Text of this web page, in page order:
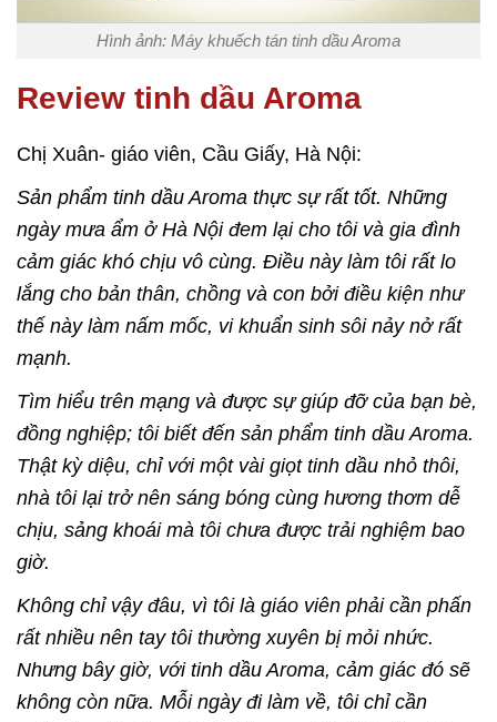
Hình ảnh: Máy khuếch tán tinh dầu Aroma
Review tinh dầu Aroma
Chị Xuân- giáo viên, Cầu Giấy, Hà Nội:
Sản phẩm tinh dầu Aroma thực sự rất tốt. Những
ngày mưa ẩm ở Hà Nội đem lại cho tôi và gia đình
cảm giác khó chịu vô cùng. Điều này làm tôi rất lo
lắng cho bản thân, chồng và con bởi điều kiện như
thế này làm nấm mốc, vi khuẩn sinh sôi nảy nở rất
mạnh.
Tìm hiểu trên mạng và được sự giúp đỡ của bạn bè,
đồng nghiệp; tôi biết đến sản phẩm tinh dầu Aroma.
Thật kỳ diệu, chỉ với một vài giọt tinh dầu nhỏ thôi,
nhà tôi lại trở nên sáng bóng cùng hương thơm dễ
chịu, sảng khoái mà tôi chưa được trải nghiệm bao
giờ.
Không chỉ vậy đâu, vì tôi là giáo viên phải cần phấn
rất nhiều nên tay tôi thường xuyên bị mỏi nhức.
Nhưng bây giờ, với tinh dầu Aroma, cảm giác đó sẽ
không còn nữa. Mỗi ngày đi làm về, tôi chỉ cần